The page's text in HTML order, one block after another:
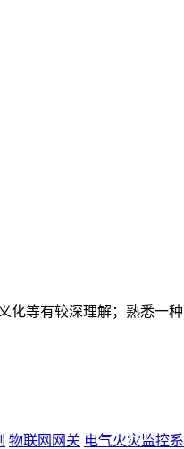
化等有较深理解；熟悉一
物联网网关 电气火灾监控